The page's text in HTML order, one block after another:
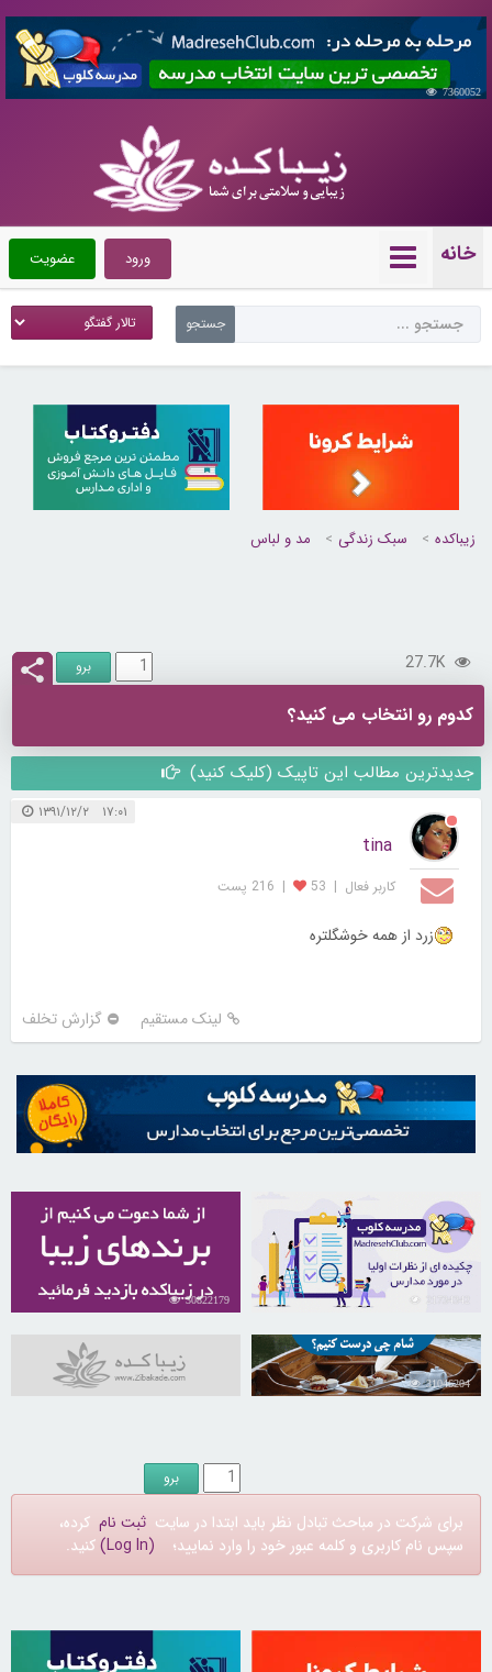
7360052
خانه عضویت ورود
زیباکده سبک زندگی مد و لباس
27.7K
کدوم رو انتخاب می کنید؟
جدیدترین مطالب این تاپیک (کلیک کنید)
۱۷:۰۱ ۱۳۹۱/۱۲/۲
tina
کاربر فعال |
53
| 216 پست
زرد از همه خوشگلتره
لینک مستقیم گزارش تخلف
30822179
31046204
برای شرکت در مباحث تبادل نظر باید ابتدا در سایت ثبت نام کرده،
سپس نام کاربری و کلمه عبور خود را وارد نمایید؛ (Log In) کنید.